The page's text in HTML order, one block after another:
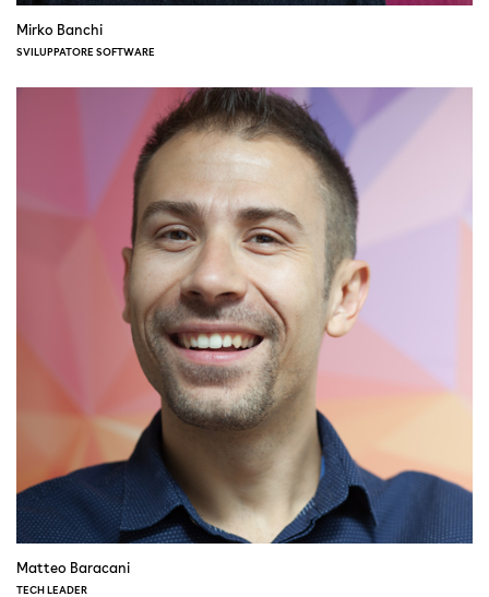
Mirko Banchi
SVILUPPATORE SOFTWARE
Matteo Baracani
TECH LEADER